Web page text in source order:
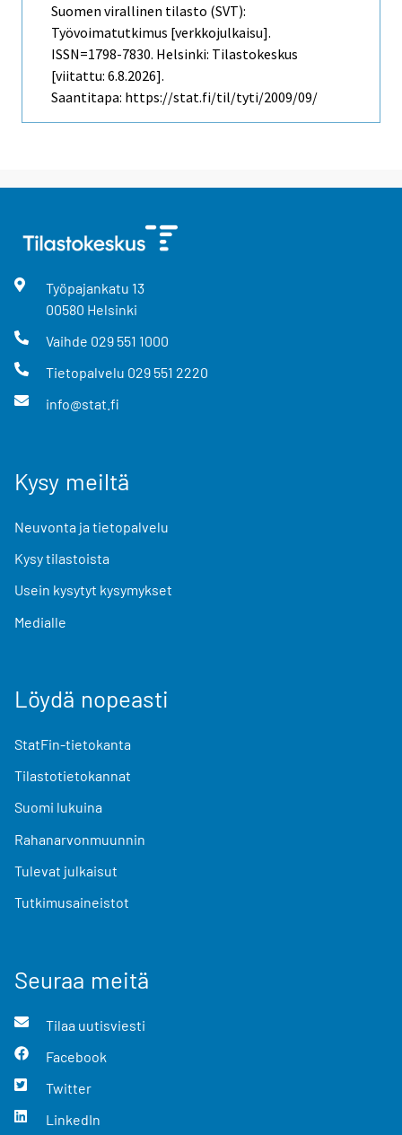
Suomen virallinen tilasto (SVT):
Työvoimatutkimus [verkkojulkaisu].
ISSN=1798-7830. Helsinki: Tilastokeskus
[viitattu: 6.8.2026].
Saantitapa: https://stat.fi/til/tyti/2009/09/
Työpajankatu 13
00580 Helsinki
Vaihde 029 551 1000
Tietopalvelu 029 551 2220
info@stat.fi
Kysy meiltä
Neuvonta ja tietopalvelu
Kysy tilastoista
Usein kysytyt kysymykset
Medialle
Löydä nopeasti
StatFin-tietokanta
Tilastotietokannat
Suomi lukuina
Rahanarvonmuunnin
Tulevat julkaisut
Tutkimusaineistot
Seuraa meitä
Tilaa uutisviesti
Facebook
Twitter
LinkedIn